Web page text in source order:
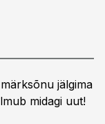
jälgima
midagi uut!